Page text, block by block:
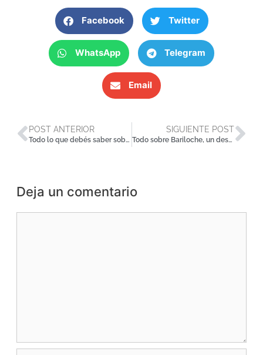
Facebook Twitter
WhatsApp Telegram
Email
POST ANTERIOR
Todo lo que debés saber sobre la Ruta de los siete Lagos
SIGUIENTE POST
Todo sobre Bariloche, un destino imperdible de Argentina
Deja un comentario